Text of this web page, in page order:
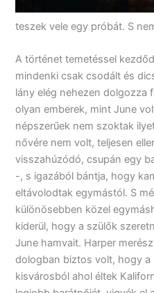
teszek vele egy próbát. S
A történet temetéssel
mindenki csak csodált és
lány elég nehezen dolgozza
olyan emberek, mint June
népszerűek nem szoktak
nővére nem volt, teljesen
visszahúzódó, csupán egy
-, s igazából bántja, hogy
eltávolodtak egymástól. S
különösebben közel
kiderül, hogy a szülők
June hamvait. Harper
dologban biztos volt, hogy a
kisvárosból ahol éltek